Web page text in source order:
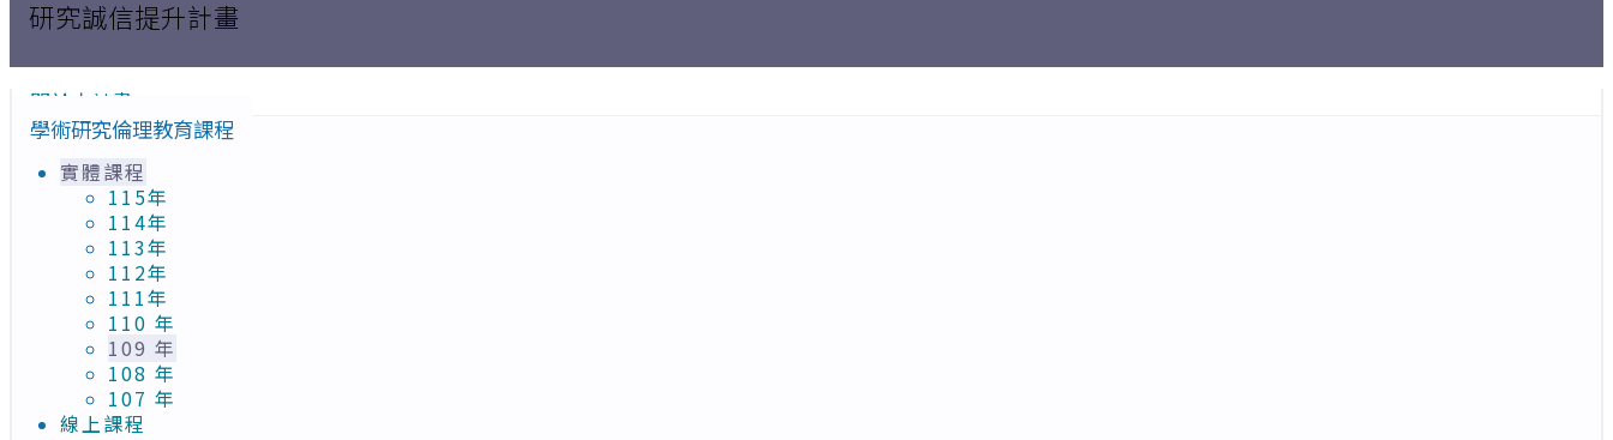
研究誠信提升計畫
關於本計畫
學術研究倫理教育課程
實體課程
115年
114年
113年
112年
111年
110 年
109 年
108 年
107 年
線上課程